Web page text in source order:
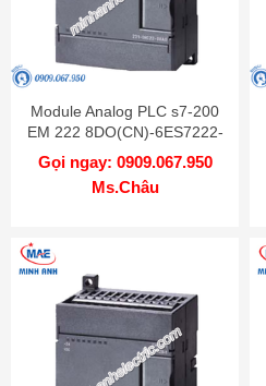
Module Analog PLC s7-200
EM 222 8DO(CN)-6ES7222-
1HF22-0XA8
Gọi ngay: 0909.067.950
Ms.Châu